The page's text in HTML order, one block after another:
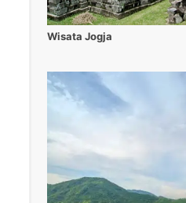
Wisata Jogja